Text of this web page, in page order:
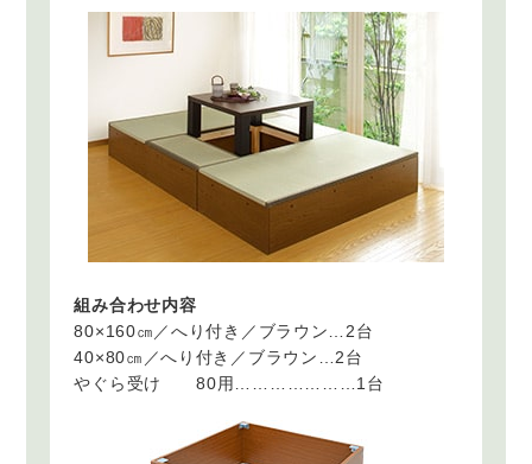
組み合わせ内容
80×160㎝／へり付き／ブラウン…2台
40×80㎝／へり付き／ブラウン…2台
やぐら受け 80用…………………1台